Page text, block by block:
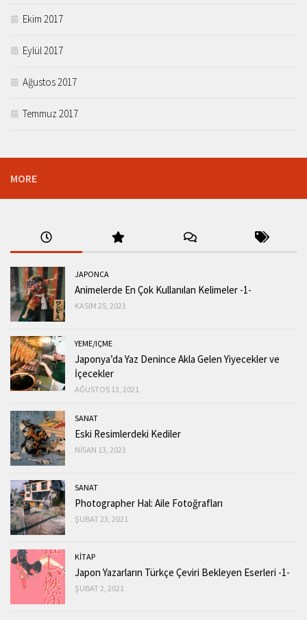
Ekim 2017
Eylül 2017
Ağustos 2017
Temmuz 2017
MORE
JAPONCA
Animelerde En Çok Kullanılan Kelimeler -1-
KASIM 25, 2021
YEME/IÇME
Japonya’da Yaz Denince Akla Gelen Yiyecekler ve
İçecekler
AĞUSTOS 13, 2021
SANAT
Eski Resimlerdeki Kediler
NISAN 13, 2021
SANAT
Photographer Hal: Aile Fotoğrafları
ŞUBAT 23, 2021
KİTAP
Japon Yazarların Türkçe Çeviri Bekleyen Eserleri -1-
ŞUBAT 2, 2021